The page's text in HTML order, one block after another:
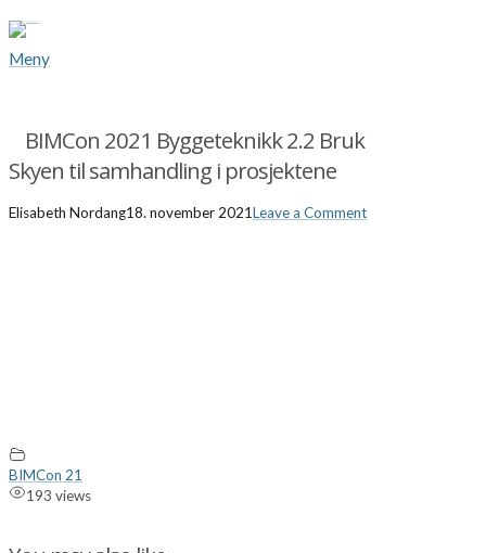
Meny
BIMCon 2021 Byggeteknikk 2.2 Bruk
Skyen til samhandling i prosjektene
Elisabeth Nordang18. november 2021Leave a Comment
BIMCon 21
193 views